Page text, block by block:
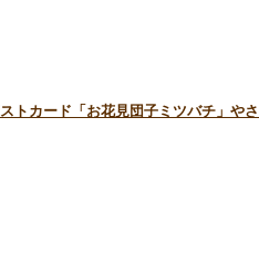
トカード「お花見団子ミツバチ」や